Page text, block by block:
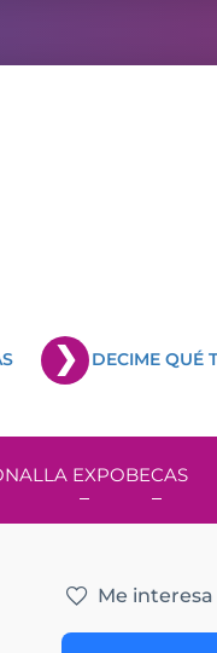
DECIME QUÉ
LA EXPOBECAS
Me